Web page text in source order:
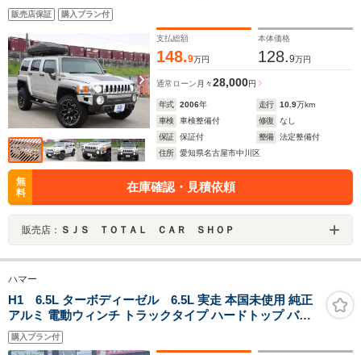
販売店保証 購入プラン付
支払総額
148.9万円
本体価格
128.9万円
通常ローン 月々28,000円
年式 2006年 走行 10.9万km
車検
車検整備付 修復
なし
保証
保証付 整備
法定整備付
住所
愛知県名古屋市中川区
無
料
在庫確認・見積依頼
販売店： ＳＪＳ ＴＯＴＡＬ ＣＡＲ ＳＨＯＰ
ハマー
H1 6.5L ターボディーゼル 6.5L 実走 本国未使用 純正
アルミ 電動ウィンチ トラックタイプ ハードトップ バン
仕様 ディーゼルターボ サイドステップ キーレス
購入プラン付